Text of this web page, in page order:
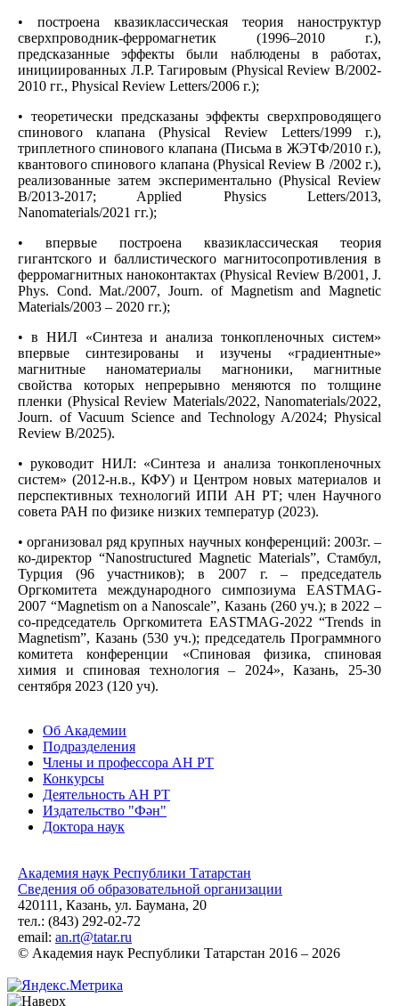
• построена квазиклассическая теория наноструктур
сверхпроводник-ферромагнетик (1996–2010 г.),
предсказанные эффекты были наблюдены в работах,
инициированных Л.Р. Тагировым (Physical Review B/2002-
2010 гг., Physical Review Letters/2006 г.);
• теоретически предсказаны эффекты сверхпроводящего
спинового клапана (Physical Review Letters/1999 г.),
триплетного спинового клапана (Письма в ЖЭТФ/2010 г.),
квантового спинового клапана (Physical Review B /2002 г.),
реализованные затем экспериментально (Physical Review
B/2013-2017; Applied Physics Letters/2013,
Nanomaterials/2021 гг.);
• впервые построена квазиклассическая теория
гигантского и баллистического магнитосопротивления в
ферромагнитных наноконтактах (Physical Review B/2001, J.
Phys. Cond. Mat./2007, Journ. of Magnetism and Magnetic
Materials/2003 – 2020 гг.);
• в НИЛ «Синтеза и анализа тонкопленочных систем»
впервые синтезированы и изучены «градиентные»
магнитные наноматериалы магноники, магнитные
свойства которых непрерывно меняются по толщине
пленки (Physical Review Materials/2022, Nanomaterials/2022,
Journ. of Vacuum Science and Technology A/2024; Physical
Review B/2025).
• руководит НИЛ: «Синтеза и анализа тонкопленочных
систем» (2012-н.в., КФУ) и Центром новых материалов и
перспективных технологий ИПИ АН РТ; член Научного
совета РАН по физике низких температур (2023).
• организовал ряд крупных научных конференций: 2003г. –
ко-директор “Nanostructured Magnetic Materials”, Стамбул,
Турция (96 участников); в 2007 г. – председатель
Оргкомитета международного симпозиума EASTMAG-
2007 “Magnetism on a Nanoscale”, Казань (260 уч.); в 2022 –
со-председатель Оргкомитета EASTMAG-2022 “Trends in
Magnetism”, Казань (530 уч.); председатель Программного
комитета конференции «Спиновая физика, спиновая
химия и спиновая технология – 2024», Казань, 25-30
сентября 2023 (120 уч).
Об Академии
Подразделения
Члены и профессора АН РТ
Конкурсы
Деятельность АН РТ
Издательство "Фән"
Доктора наук
Академия наук Республики Татарстан
Сведения об образовательной организации
420111, Казань, ул. Баумана, 20
тел.: (843) 292-02-72
email: an.rt@tatar.ru
© Академия наук Республики Татарстан 2016 – 2026